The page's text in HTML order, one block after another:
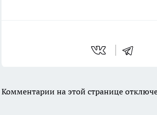
Комментарии на этой странице